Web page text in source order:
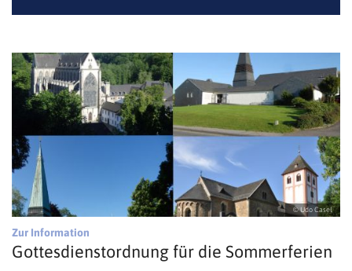
© Udo Casel
Zur Information
Gottesdienstordnung für die Sommerferien